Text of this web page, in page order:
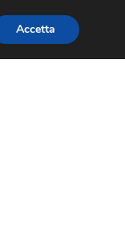
EVENTI E FIERE
Accetta